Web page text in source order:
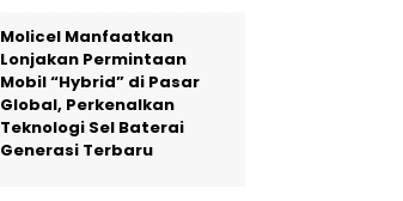
Molicel Manfaatkan
Lonjakan Permintaan
Mobil “Hybrid” di Pasar
Global, Perkenalkan
Teknologi Sel Baterai
Generasi Terbaru